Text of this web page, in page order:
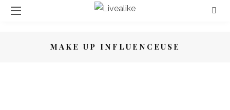
MAKE UP INFLUENCEUSE